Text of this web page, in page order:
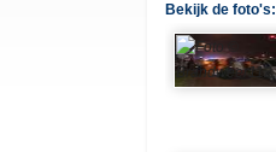
Bekijk de foto's: